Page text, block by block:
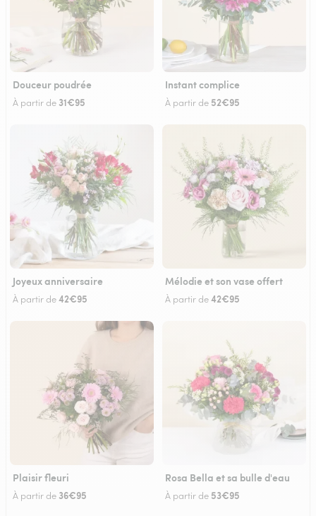
Douceur poudrée
À partir de 31€95
Instant complice
À partir de 52€95
Joyeux anniversaire
À partir de42€95
Mélodie et son vase offert
À partir de42€95
Plaisir fleuri
À partir de 36€95
Rosa Bella et sa bulle d'eau
À partir de 53€95